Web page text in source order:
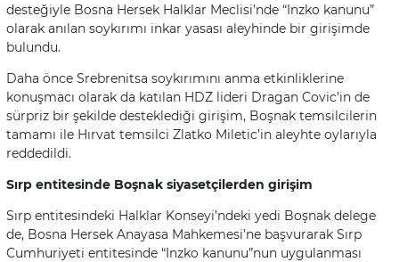
desteğiyle Bosna Hersek Halklar Meclisi’nde “Inzko kanunu”
olarak anılan soykırımı inkar yasası aleyhinde bir girişimde
bulundu.
Daha önce Srebrenitsa soykırımını anma etkinliklerine
konuşmacı olarak da katılan HDZ lideri Dragan Covic’in de
sürpriz bir şekilde desteklediği girişim, Boşnak temsilcilerin
tamamı ile Hırvat temsilci Zlatko Miletic’in aleyhte oylarıyla
reddedildi.
Sırp entitesinde Boşnak siyasetçilerden girişim
Sırp entitesindeki Halklar Konseyi’ndeki yedi Boşnak delege
de, Bosna Hersek Anayasa Mahkemesi’ne başvurarak Sırp
Cumhuriyeti entitesinde “Inzko kanunu”nun uygulanması